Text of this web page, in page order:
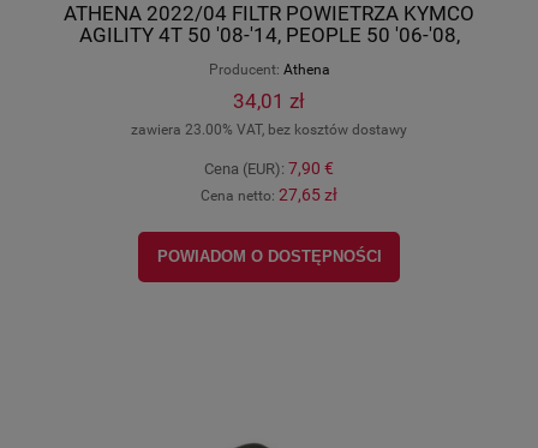
ATHENA 2022/04 FILTR POWIETRZA KYMCO
AGILITY 4T 50 '08-'14, PEOPLE 50 '06-'08,
S410210200059
Producent: Athena
34,01 zł
zawiera 23.00% VAT, bez kosztów dostawy
Cena (EUR): 7,90 €
Cena netto: 27,65 zł
POWIADOM O DOSTĘPNOŚCI